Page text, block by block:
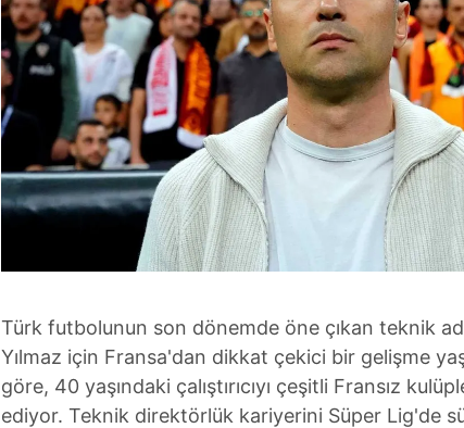
Türk futbolunun son dönemde öne çıkan teknik
Yılmaz için Fransa'dan dikkat çekici bir gelişme
göre, 40 yaşındaki çalıştırıcıyı çeşitli Fransız
ediyor. Teknik direktörlük kariyerini Süper Lig'de